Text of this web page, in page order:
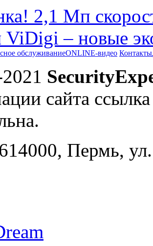
2,1 Мп
– новые
обслуживаниеONLINE-видео Контакты
сайта
Пермь,